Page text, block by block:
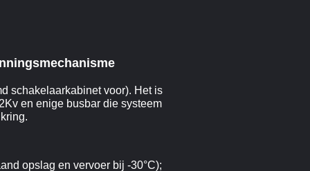
schakelaarkabinet voor). Het is
en enige busbar die systeem
opslag en vervoer bij -30°C);